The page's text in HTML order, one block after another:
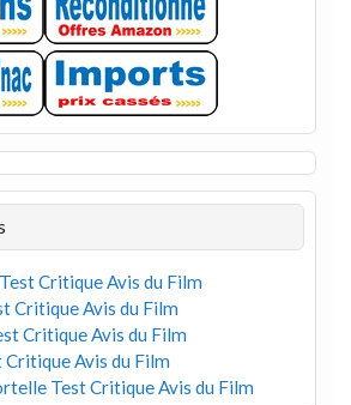
Critique Avis du Film
Critique Avis du Film
Critique Avis du Film
Critique Avis du Film
Test Critique Avis du Film